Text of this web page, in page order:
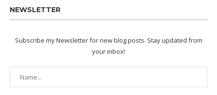
NEWSLETTER
Subscribe my Newsletter for new blog posts. Stay updated from
your inbox!